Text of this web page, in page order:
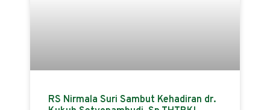
RS Nirmala Suri Sambut Kehadiran dr.